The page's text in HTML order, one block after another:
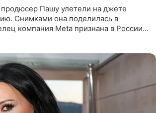
Пашу улетели на джете
Снимками она поделилась в
компания Meta признана в России